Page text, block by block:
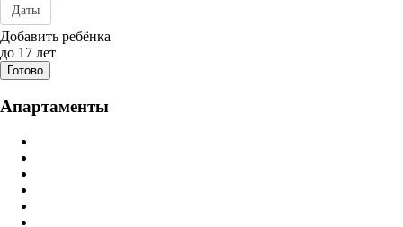
Даты
Дата заезда - отъезда
Добавить ребёнка
до 17 лет
Готово
Апартаменты